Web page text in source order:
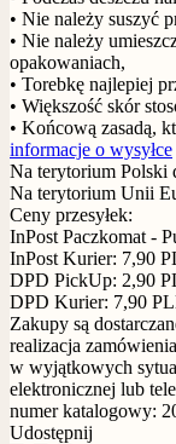
• Nie należy suszyć
• Nie należy
opakowaniach,
• Torebkę najlepiej
• Większość skór
• Końcową zasadą,
informacje o wysyłce
Na terytorium Polski
Na terytorium Unii
Ceny przesyłek:
InPost Paczkomat -
InPost Kurier: 7,90
DPD PickUp: 2,90
DPD Kurier: 7,90
Zakupy są
realizacja
w wyjątkowych
elektronicznej lub
numer katalogowy:
Udostępnij